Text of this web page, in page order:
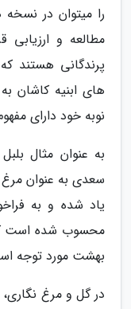
را میتوان در
مطالعه و
پرندگانی هستند
های ابنیه کاشان
نوبه خود دارای
به عنوان مثال
سعدی به عنوان
یاد شده و به
محسوب شده است
بهشت مورد توجه
در گل و مرغ